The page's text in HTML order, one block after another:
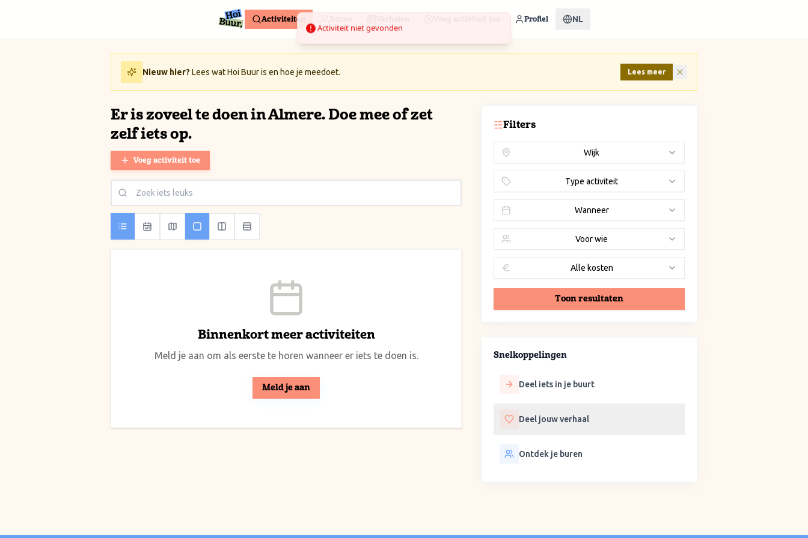
Activiteiten Profiel NL
Nieuw hier? Lees wat Hoi Buur is en hoe je meedoet. Lees meer
Er is zoveel te doen in Almere. Doe mee of zet
zelf iets op.
Voeg activiteit toe
Binnenkort meer activiteiten
Meld je aan om als eerste te horen wanneer er iets te doen is.
Meld je aan
Filters
Wijk
Type activiteit
Wanneer
Voor wie
Alle kosten
Toon resultaten
Snelkoppelingen
Deel iets in je buurt
Deel jouw verhaal
Ontdek je buren